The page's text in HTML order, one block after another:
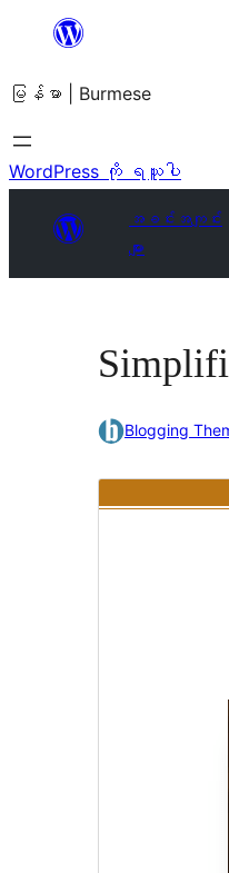
အကြောင်းအရာ
ကျော်သွား
ရန်
မြန်မာ | Burmese
WordPress ကို ရယူပါ
အခင်းအကျင်း
များ
Blogging